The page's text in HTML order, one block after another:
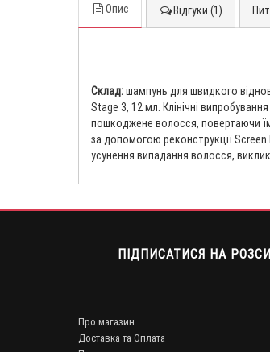
Опис Відгуки (1)
Склад:шампунь для швидкого
Stage 3, 12 мл. Клінічні
пошкоджене волосся, повертаючи їм
за допомогою реконструкції
усунення випадання волосся,
ПІДПИСАТИСЯ НА
Про магазин
Доставка та Оплата